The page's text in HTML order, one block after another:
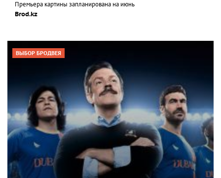
Премьера картины запланирована на июнь
Brod.kz
ВЫБОР БРОДВЕЯ